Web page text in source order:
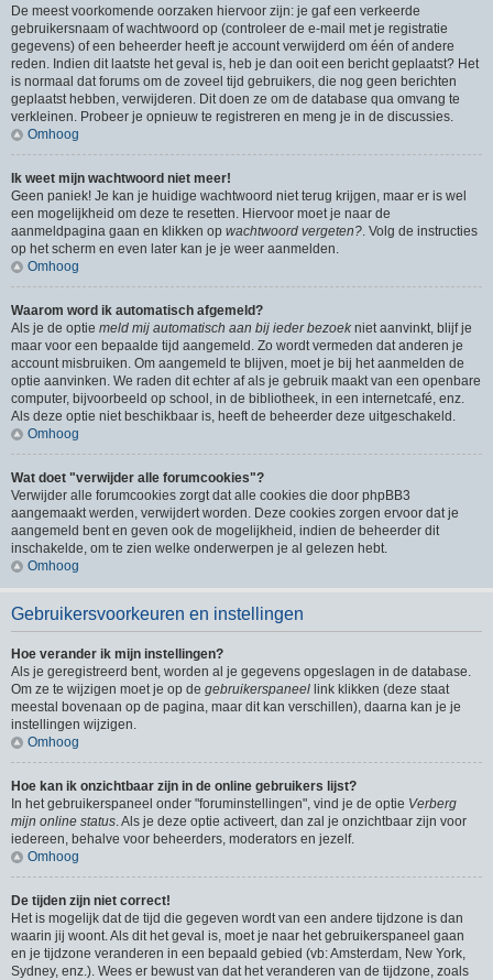
De meest voorkomende oorzaken hiervoor zijn: je gaf een verkeerde
gebruikersnaam of wachtwoord op (controleer de e-mail met je registratie
gegevens) of een beheerder heeft je account verwijderd om één of andere
reden. Indien dit laatste het geval is, heb je dan ooit een bericht geplaatst? Het
is normaal dat forums om de zoveel tijd gebruikers, die nog geen berichten
geplaatst hebben, verwijderen. Dit doen ze om de database qua omvang te
verkleinen. Probeer je opnieuw te registreren en meng je in de discussies.
Omhoog
Ik weet mijn wachtwoord niet meer!
Geen paniek! Je kan je huidige wachtwoord niet terug krijgen, maar er is wel
een mogelijkheid om deze te resetten. Hiervoor moet je naar de
aanmeldpagina gaan en klikken op wachtwoord vergeten?. Volg de instructies
op het scherm en even later kan je je weer aanmelden.
Omhoog
Waarom word ik automatisch afgemeld?
Als je de optie meld mij automatisch aan bij ieder bezoek niet aanvinkt, blijf je
maar voor een bepaalde tijd aangemeld. Zo wordt vermeden dat anderen je
account misbruiken. Om aangemeld te blijven, moet je bij het aanmelden de
optie aanvinken. We raden dit echter af als je gebruik maakt van een openbare
computer, bijvoorbeeld op school, in de bibliotheek, in een internetcafé, enz.
Als deze optie niet beschikbaar is, heeft de beheerder deze uitgeschakeld.
Omhoog
Wat doet "verwijder alle forumcookies"?
Verwijder alle forumcookies zorgt dat alle cookies die door phpBB3
aangemaakt werden, verwijdert worden. Deze cookies zorgen ervoor dat je
aangemeld bent en geven ook de mogelijkheid, indien de beheerder dit
inschakelde, om te zien welke onderwerpen je al gelezen hebt.
Omhoog
Gebruikersvoorkeuren en instellingen
Hoe verander ik mijn instellingen?
Als je geregistreerd bent, worden al je gegevens opgeslagen in de database.
Om ze te wijzigen moet je op de gebruikerspaneel link klikken (deze staat
meestal bovenaan op de pagina, maar dit kan verschillen), daarna kan je je
instellingen wijzigen.
Omhoog
Hoe kan ik onzichtbaar zijn in de online gebruikers lijst?
In het gebruikerspaneel onder "foruminstellingen", vind je de optie Verberg
mijn online status. Als je deze optie activeert, dan zal je onzichtbaar zijn voor
iedereen, behalve voor beheerders, moderators en jezelf.
Omhoog
De tijden zijn niet correct!
Het is mogelijk dat de tijd die gegeven wordt van een andere tijdzone is dan
waarin jij woont. Als dit het geval is, moet je naar het gebruikerspaneel gaan
en je tijdzone veranderen in een bepaald gebied (vb: Amsterdam, New York,
Sydney, enz.). Wees er bewust van dat het veranderen van de tijdzone, zoals